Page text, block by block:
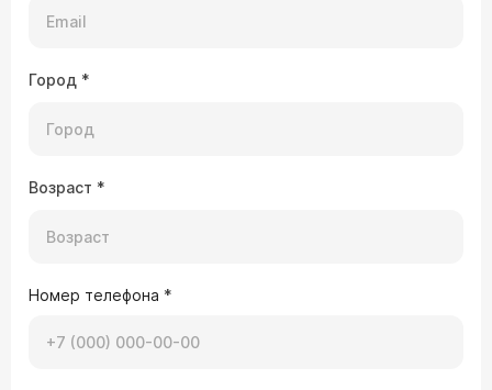
Город *
Возраст *
Номер телефона *